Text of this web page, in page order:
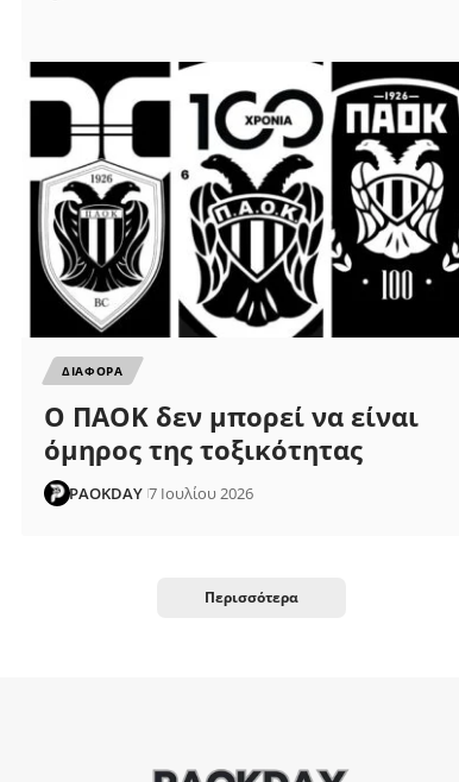
ΔΙΑΦΟΡΑ
Ο ΠΑΟΚ δεν μπορεί να είναι
όμηρος της τοξικότητας
PAOKDAY 7 Ιουλίου 2026
Περισσότερα